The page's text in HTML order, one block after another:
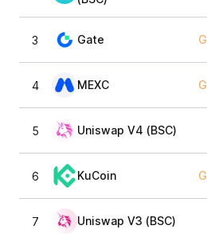
3 Gate
4 MEXC
5 Uniswap V4 (BSC)
6 KuCoin
7 Uniswap V3 (BSC)